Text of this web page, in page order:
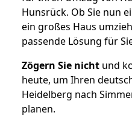
Hunsrück. Ob Sie nun
ein großes Haus
passende Lösung für
Zögern Sie nicht und
heute, um Ihren
Heidelberg nach
planen.